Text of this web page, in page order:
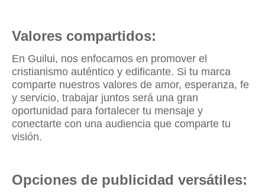
Valores compartidos:
En Guilui, nos enfocamos en promover el
cristianismo auténtico y edificante. Si tu marca
comparte nuestros valores de amor, esperanza, fe
y servicio, trabajar juntos será una gran
oportunidad para fortalecer tu mensaje y
conectarte con una audiencia que comparte tu
visión.
Opciones de publicidad versátiles: